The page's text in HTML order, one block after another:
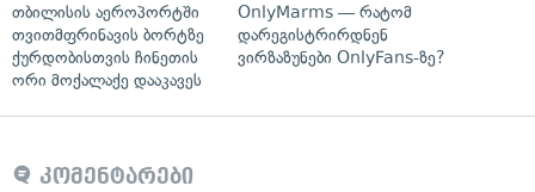
თბილისის აეროპორტში
თვითმფრინავის ბორტზე
ქურდობისთვის ჩინეთის
ორი მოქალაქე დააკავეს
OnlyMarms — რატომ
დარეგისტრირდნენ
ვირზაზუნები OnlyFans-ზე?
კომენტარები